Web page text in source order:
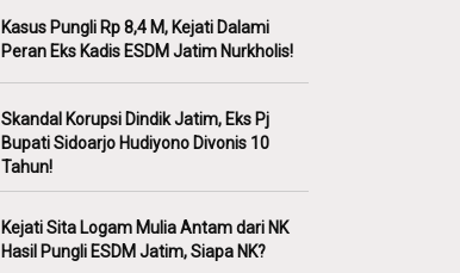
Kasus Pungli Rp 8,4 M, Kejati Dalami
Peran Eks Kadis ESDM Jatim Nurkholis!
Skandal Korupsi Dindik Jatim, Eks Pj
Bupati Sidoarjo Hudiyono Divonis 10
Tahun!
Kejati Sita Logam Mulia Antam dari NK
Hasil Pungli ESDM Jatim, Siapa NK?